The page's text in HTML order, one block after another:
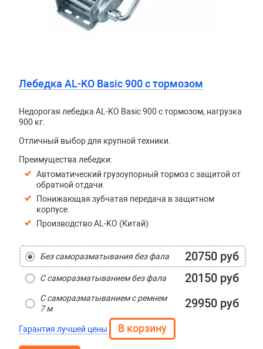
Лебедка AL-KO Basic 900 с тормозом
Недорогая лебедка AL-KO Basic 900 с тормозом, нагрузка
900 кг.
Отличный выбор для крупной техники.
Преимущества лебедки:
Автоматический грузоупорный тормоз с защитой от
обратной отдачи.
Понижающая зубчатая передача в защитном
корпусе.
Производство AL-KO (Китай)
Без саморазматывания без фала 20750 руб
С саморазматыванием без фала 20150 руб
С саморазматыванием с ремнем
7 м
29950 руб
Гарантия лучшей цены